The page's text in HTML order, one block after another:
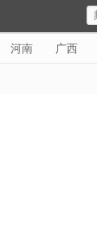
河南 广西